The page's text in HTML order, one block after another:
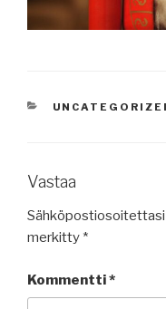
KATEGORIAT
Vastaa
Sähköpostiosoitettasi
merkitty *
Kommentti*